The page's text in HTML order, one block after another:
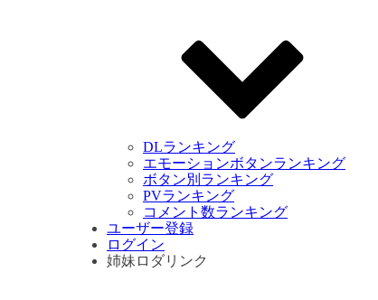
DLランキング
エモーションボタンランキング
ボタン別ランキング
PVランキング
コメント数ランキング
ユーザー登録
ログイン
姉妹ロダリンク